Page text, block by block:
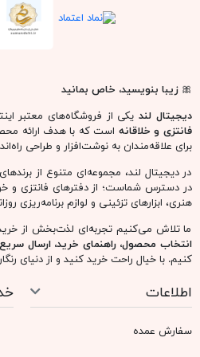
🎀زیبا بنویسید، خاص بمانید
دیجیتال لند یکی از فروشگاه‌های معتبر
فانتزی و خلاقانه است که با هدف ارائه
برای علاقه‌مندان به نوشت‌افزار و طراحی
در دیجیتال لند، مجموعه‌ای متنوع از
در دسترس شماست؛ از دفترهای فانتزی و
هنری، ابزارهای تزئینی و لوازم برنامه‌ریزی
ما تلاش می‌کنیم تجربه‌ای لذت‌بخش از خرید
انتخاب محصول، راهنمای خرید، ارسال
کنیم. با خیال راحت خرید کنید و از دنیای
اطلاعات
سفارش عمده